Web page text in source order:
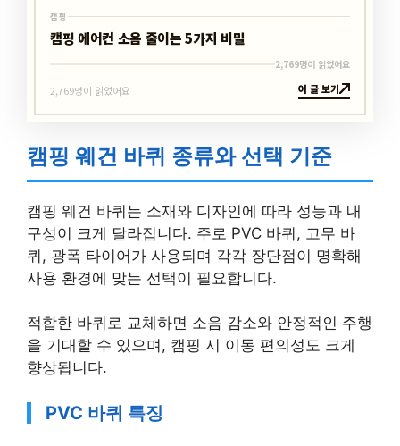
캠핑
캠핑 에어컨 소음 줄이는 5가지 비밀
2,769명이 읽었어요
2,769명이 읽었어요 이 글 보기
캠핑 웨건 바퀴 종류와 선택 기준
캠핑 웨건 바퀴는 소재와 디자인에 따라 성능과 내
구성이 크게 달라집니다. 주로 PVC 바퀴, 고무 바
퀴, 광폭 타이어가 사용되며 각각 장단점이 명확해
사용 환경에 맞는 선택이 필요합니다.
적합한 바퀴로 교체하면 소음 감소와 안정적인 주행
을 기대할 수 있으며, 캠핑 시 이동 편의성도 크게
향상됩니다.
PVC 바퀴 특징